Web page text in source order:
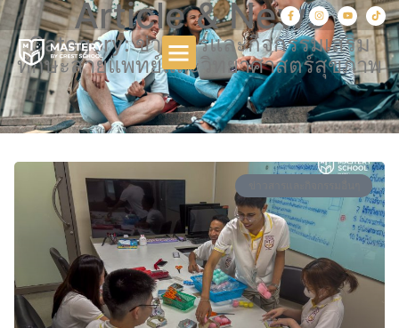
Article & News
Category: ข่าวสารและกิจกรรมเสริม
ทักษะสายแพทย์และวิทยาศาสตร์สุขภาพ